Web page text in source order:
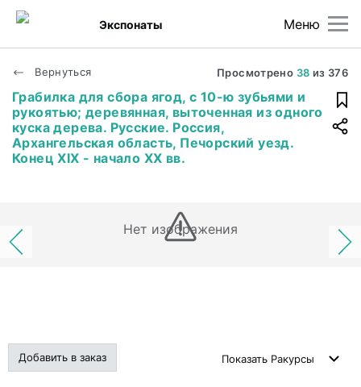
Меню
Экспонаты
Вернуться Просмотрено 38 из 376
Грабилка для сбора ягод, с 10-ю зубьями и
рукоятью; деревянная, выточенная из одного
куска дерева. Русские. Россия,
Архангельская область, Печорский уезд.
Конец XIX - начало XX вв.
Нет изображения
Добавить в заказ Показать Ракурсы